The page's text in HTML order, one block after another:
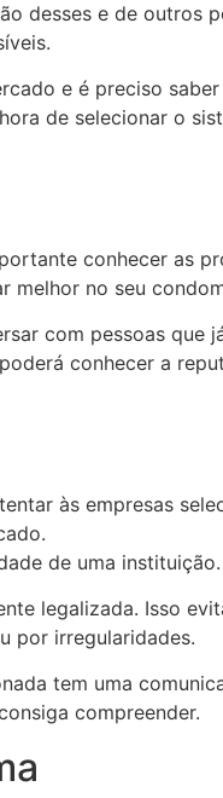
desses e de outros
e é preciso
de selecionar o
conhecer as
melhor no seu
com pessoas
conhecer a
às empresas
de uma instituição.
legalizada. Isso
por irregularidades.
tem uma
compreender.